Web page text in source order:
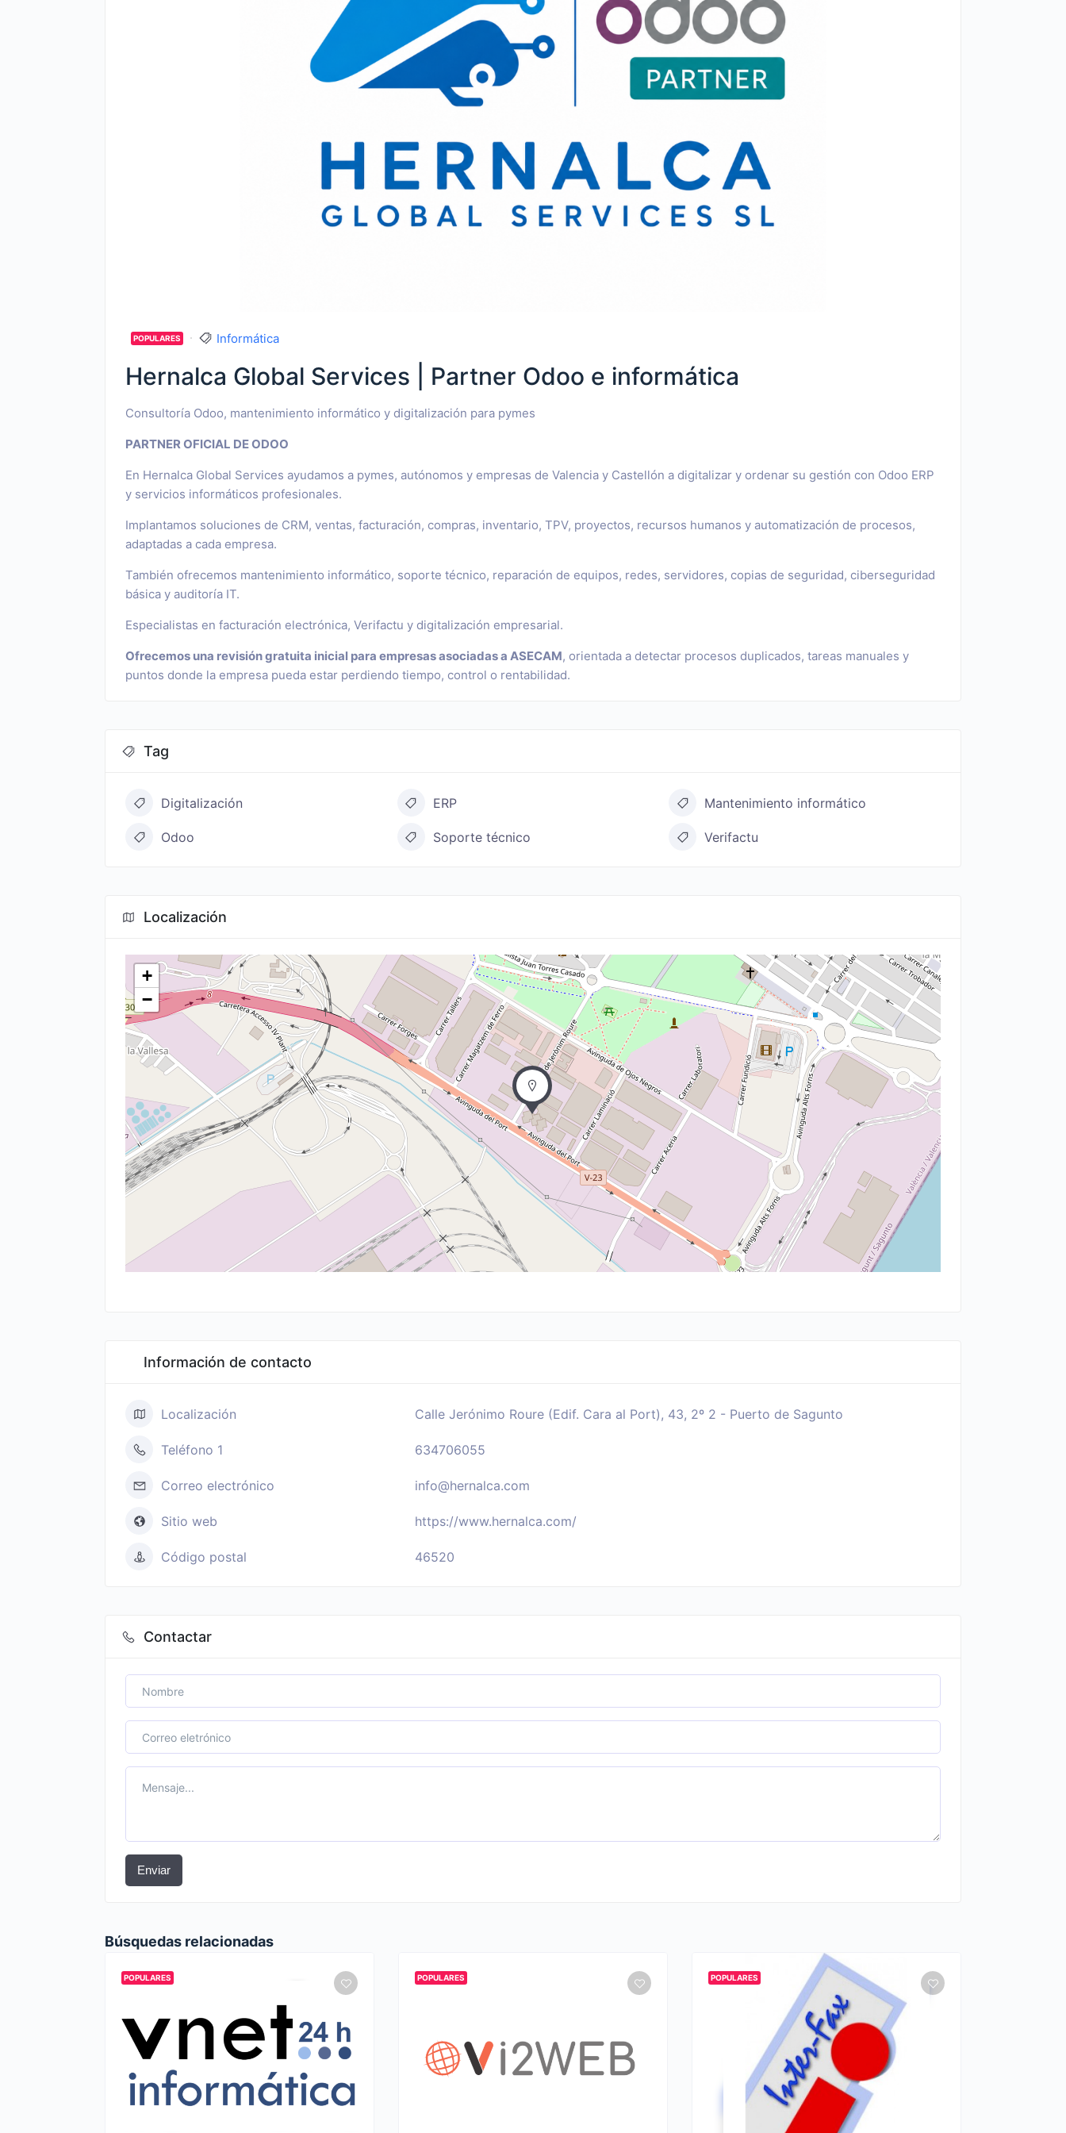
POPULARES Informática
Hernalca Global Services | Partner Odoo e informática
Consultoría Odoo, mantenimiento informático y digitalización para pymes
PARTNER OFICIAL DE ODOO
En Hernalca Global Services ayudamos a pymes, autónomos y empresas de Valencia y Castellón a digitalizar y ordenar su gestión con Odoo ERP
y servicios informáticos profesionales.
Implantamos soluciones de CRM, ventas, facturación, compras, inventario, TPV, proyectos, recursos humanos y automatización de procesos,
adaptadas a cada empresa.
También ofrecemos mantenimiento informático, soporte técnico, reparación de equipos, redes, servidores, copias de seguridad, ciberseguridad
básica y auditoría IT.
Especialistas en facturación electrónica, Verifactu y digitalización empresarial.
Ofrecemos una revisión gratuita inicial para empresas asociadas a ASECAM, orientada a detectar procesos duplicados, tareas manuales y
puntos donde la empresa pueda estar perdiendo tiempo, control o rentabilidad.
Tag
Digitalización ERP Mantenimiento informático
Odoo Soporte técnico Verifactu
Localización
+
−
Información de contacto
Localización Calle Jerónimo Roure (Edif. Cara al Port), 43, 2º 2 - Puerto de Sagunto
Teléfono 1 634706055
Correo electrónico info@hernalca.com
Sitio web https://www.hernalca.com/
Código postal 46520
Contactar
Enviar
Búsquedas relacionadas
POPULARES POPULARES POPULARES